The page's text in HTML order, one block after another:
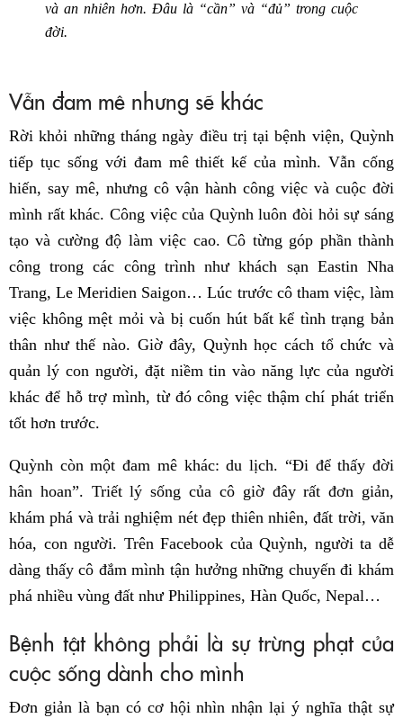
và an nhiên hơn. Đâu là “cần” và “đủ” trong cuộc
đời.
Vẫn đam mê nhưng sẽ khác
Rời khỏi những tháng ngày điều trị tại bệnh viện, Quỳnh
tiếp tục sống với đam mê thiết kế của mình. Vẫn cống
hiến, say mê, nhưng cô vận hành công việc và cuộc đời
mình rất khác. Công việc của Quỳnh luôn đòi hỏi sự sáng
tạo và cường độ làm việc cao. Cô từng góp phần thành
công trong các công trình như khách sạn Eastin Nha
Trang, Le Meridien Saigon… Lúc trước cô tham việc, làm
việc không mệt mỏi và bị cuốn hút bất kể tình trạng bản
thân như thế nào. Giờ đây, Quỳnh học cách tổ chức và
quản lý con người, đặt niềm tin vào năng lực của người
khác để hỗ trợ mình, từ đó công việc thậm chí phát triển
tốt hơn trước.
Quỳnh còn một đam mê khác: du lịch. “Đi để thấy đời
hân hoan”. Triết lý sống của cô giờ đây rất đơn giản,
khám phá và trải nghiệm nét đẹp thiên nhiên, đất trời, văn
hóa, con người. Trên Facebook của Quỳnh, người ta dễ
dàng thấy cô đắm mình tận hưởng những chuyến đi khám
phá nhiều vùng đất như Philippines, Hàn Quốc, Nepal…
Bệnh tật không phải là sự trừng phạt của
cuộc sống dành cho mình
Đơn giản là bạn có cơ hội nhìn nhận lại ý nghĩa thật sự